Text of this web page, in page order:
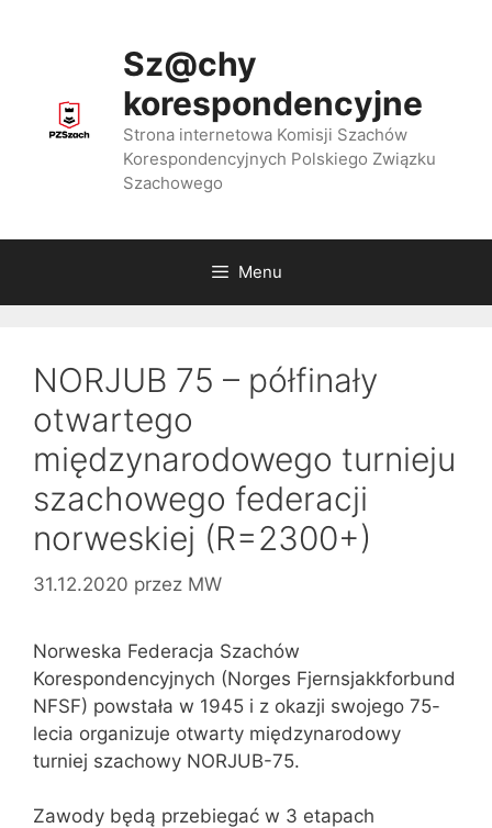
Sz@chy
korespondencyjne
Strona internetowa Komisji Szachów
Korespondencyjnych Polskiego Związku
Szachowego
Menu
NORJUB 75 – półfinały
otwartego
międzynarodowego turnieju
szachowego federacji
norweskiej (R=2300+)
31.12.2020 przez MW
Norweska Federacja Szachów
Korespondencyjnych (Norges Fjernsjakkforbund
NFSF) powstała w 1945 i z okazji swojego 75-
lecia organizuje otwarty międzynarodowy
turniej szachowy NORJUB-75.
Zawody będą przebiegać w 3 etapach